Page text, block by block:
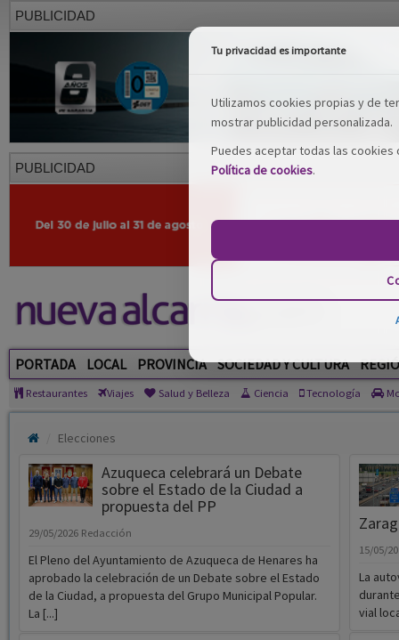
PUBLICIDAD
PUBLICIDAD
PORTADA LOCAL PROVINCIA SOCIEDAD Y CULTURA
Restaurantes Viajes Salud y Belleza Ciencia Tecnología
Elecciones
Azuqueca celebrará un Debate
sobre el Estado de la Ciudad a
propuesta del PP
29/05/2026 Redacción
El Pleno del Ayuntamiento de Azuqueca de Henares ha
aprobado la celebración de un Debate sobre el Estado
de la Ciudad, a propuesta del Grupo Municipal Popular.
La [...]
15/05/
La
vial
Tu privacidad es importante
Utilizamos cookies propias y de
mostrar publicidad personalizada.
Puedes aceptar todas las
Política de cookies.